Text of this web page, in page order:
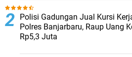
Polisi Gadungan Jual Kursi
Polres Banjarbaru, Raup Uang
Rp5,3 Juta